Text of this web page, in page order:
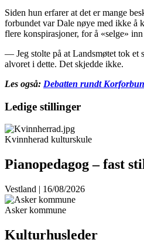
Siden hun erfarer at det er mange
forbundet var Dale nøye med ikke å
flere konspirasjoner, for å «selge»
— Jeg stolte på at Landsmøtet tok et
alvoret i dette. Det skjedde ikke.
Les også: Debatten rundt
Ledige stillinger
Kvinnherad kulturskule
Pianopedagog – fast
Vestland | 16/08/2026
Asker kommune
Kulturhusleder